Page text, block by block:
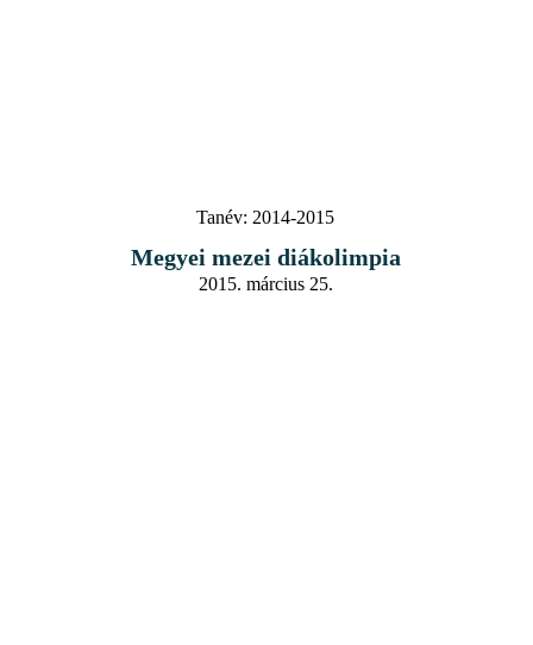
Tanév: 2014-2015
Megyei mezei diákolimpia
2015. március 25.